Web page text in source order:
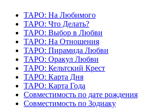
ТАРО: На Любимого
ТАРО: Что Делать?
ТАРО: Выбор в Любви
ТАРО: На Отношения
ТАРО: Пирамида Любви
ТАРО: Оракул Любви
ТАРО: Кельтский Крест
ТАРО: Карта Дня
ТАРО: Карта Года
Cовместимость по дате рождения
Cовместимость по Зодиаку